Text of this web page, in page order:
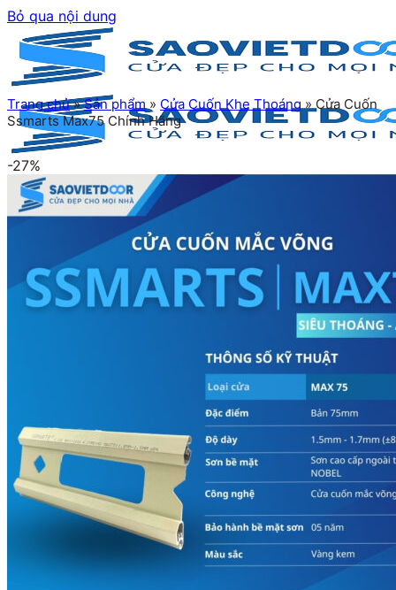
Bỏ qua nội dung
Trang chủ
Sản phẩm
Cửa cuốn
Cửa kính
Cửa nhôm
Vách kính
Mái kính
Trang chủ»Sản phẩm» Cửa Cuốn Khe Thoáng»Cửa Cuốn
Ssmarts Max75 Chính Hãng
-27%